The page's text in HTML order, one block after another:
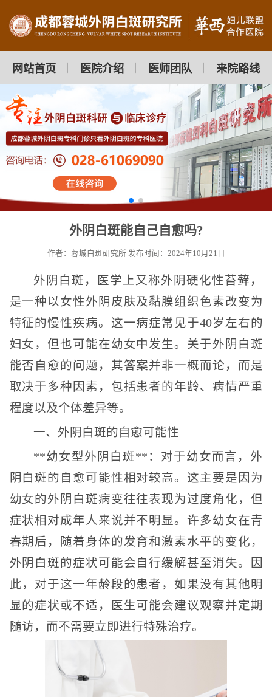
网站首页 医院介绍 医师团队 来院路线
外阴白斑能自己自愈吗?
作者：蓉城白斑研究所 发布时间：2024年10月21日
外阴白斑，医学上又称外阴硬化性苔藓，
是一种以女性外阴皮肤及黏膜组织色素改变为
特征的慢性疾病。这一病症常见于40岁左右的
妇女，但也可能在幼女中发生。关于外阴白斑
能否自愈的问题，其答案并非一概而论，而是
取决于多种因素，包括患者的年龄、病情严重
程度以及个体差异等。
一、外阴白斑的自愈可能性
**幼女型外阴白斑**：对于幼女而言，外
阴白斑的自愈可能性相对较高。这主要是因为
幼女的外阴白斑病变往往表现为过度角化，但
症状相对成年人来说并不明显。许多幼女在青
春期后，随着身体的发育和激素水平的变化，
外阴白斑的症状可能会自行缓解甚至消失。因
此，对于这一年龄段的患者，如果没有其他明
显的症状或不适，医生可能会建议观察并定期
随访，而不需要立即进行特殊治疗。